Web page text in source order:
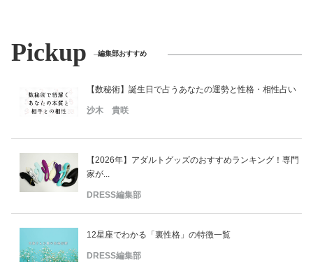
Pickup 編集部おすすめ
【数秘術】誕生日で占うあなたの運勢と性格・相性占い
沙木 貴咲
【2026年】アダルトグッズのおすすめランキング！専門
家が...
DRESS編集部
12星座でわかる「裏性格」の特徴一覧
DRESS編集部